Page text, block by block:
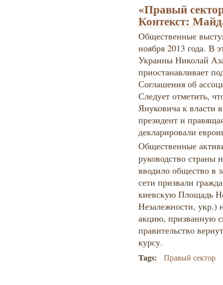
«Правый
Контекст:
Общественные
ноября 2013 года. В
Украины Николай
приостанавливает
Соглашения об
Следует отметить,
Януковича к власти
президент и
декларировали
Общественные
руководство страны
вводило общество в
сети призвали
киевскую Площадь
Незалежности, укр.)
акцию, призванную
правительство
курсу.
Tags: Правый сектор